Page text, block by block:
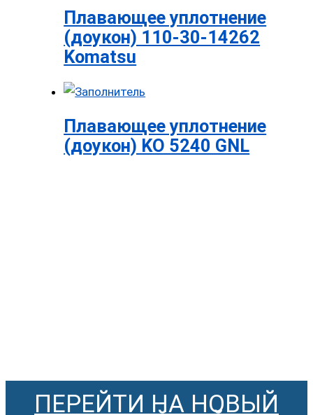
Плавающее уплотнение
(доукон) 110-30-14262
Komatsu
Плавающее уплотнение
(доукон) KO 5240 GNL
ПЕРЕЙТИ НА НОВЫЙ